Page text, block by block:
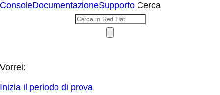
ConsoleDocumentazioneSupporto Cerca
Vorrei:
Inizia il periodo di prova